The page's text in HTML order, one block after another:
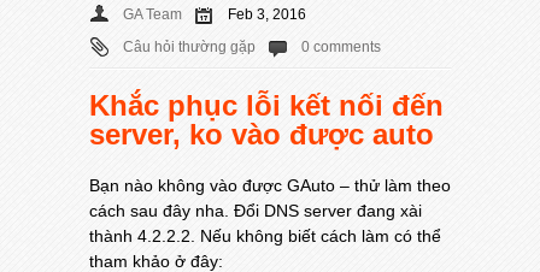
GA Team
Feb 3, 2016
Câu hỏi thường gặp
0 comments
Khắc phục lỗi kết nối đến
server, ko vào được auto
Bạn nào không vào được GAuto – thử làm theo
cách sau đây nha. Đổi DNS server đang xài
thành 4.2.2.2. Nếu không biết cách làm có thể
tham khảo ở đây: